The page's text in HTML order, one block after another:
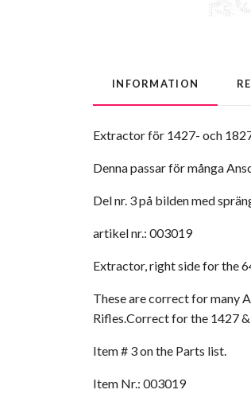
INFORMATION
Extractor för 1427- och
Denna passar för många
Del nr. 3 på bilden med
artikel nr.: 003019
Extractor, right side for the
These are correct for many
Rifles.Correct for the 1427
Item # 3 on the Parts list.
Item Nr.: 003019